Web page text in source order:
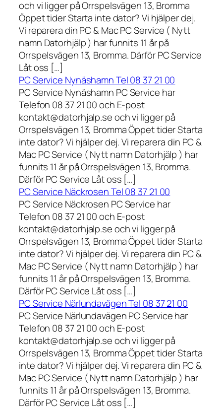
och vi ligger på Orrspelsvägen 13, Bromma
Öppet tider Starta inte dator? Vi hjälper dej.
Vi reparera din PC & Mac PC Service ( Nytt
namn Datorhjälp ) har funnits 11 år på
Orrspelsvägen 13, Bromma. Därför PC Service
Låt oss […]
PC Service Nynäshamn Tel 08 37 21 00
PC Service Nynäshamn PC Service har
Telefon 08 37 21 00 och E-post
kontakt@datorhjalp.se och vi ligger på
Orrspelsvägen 13, Bromma Öppet tider Starta
inte dator? Vi hjälper dej. Vi reparera din PC &
Mac PC Service ( Nytt namn Datorhjälp ) har
funnits 11 år på Orrspelsvägen 13, Bromma.
Därför PC Service Låt oss […]
PC Service Näckrosen Tel 08 37 21 00
PC Service Näckrosen PC Service har
Telefon 08 37 21 00 och E-post
kontakt@datorhjalp.se och vi ligger på
Orrspelsvägen 13, Bromma Öppet tider Starta
inte dator? Vi hjälper dej. Vi reparera din PC &
Mac PC Service ( Nytt namn Datorhjälp ) har
funnits 11 år på Orrspelsvägen 13, Bromma.
Därför PC Service Låt oss […]
PC Service Närlundavägen Tel 08 37 21 00
PC Service Närlundavägen PC Service har
Telefon 08 37 21 00 och E-post
kontakt@datorhjalp.se och vi ligger på
Orrspelsvägen 13, Bromma Öppet tider Starta
inte dator? Vi hjälper dej. Vi reparera din PC &
Mac PC Service ( Nytt namn Datorhjälp ) har
funnits 11 år på Orrspelsvägen 13, Bromma.
Därför PC Service Låt oss […]